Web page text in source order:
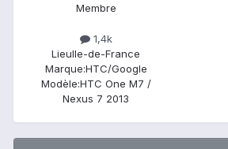
Membre
1,4k
LieuIle-de-France
Marque:HTC/Google
Modèle:HTC One M7 /
Nexus 7 2013